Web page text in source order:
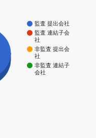
監査 提出会社
監査 連結子会
社
非監査 提出会
社
非監査 連結子
会社